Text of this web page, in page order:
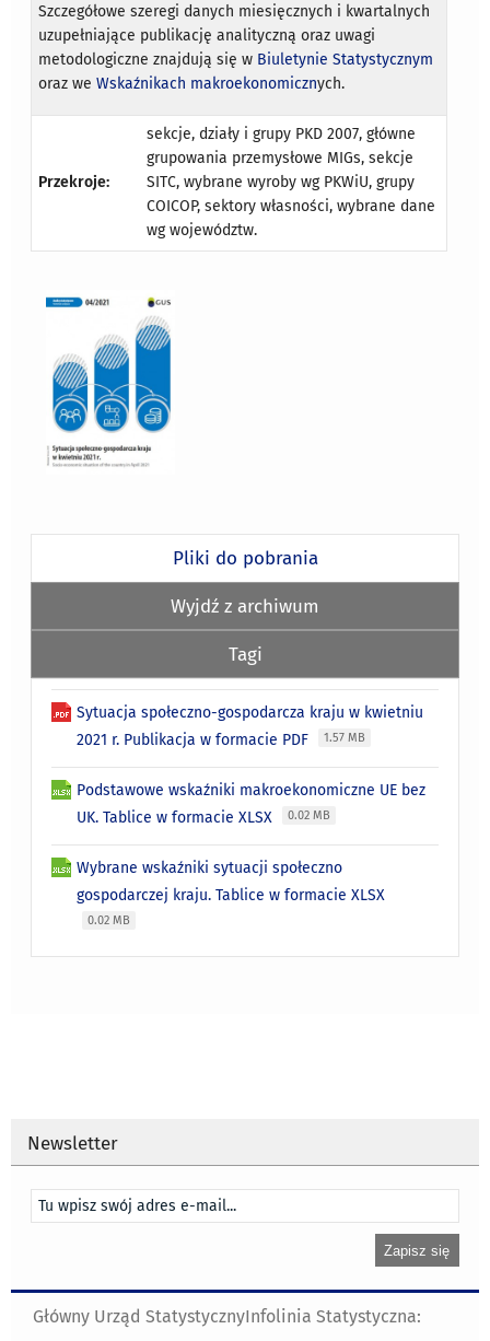
Szczegółowe szeregi danych miesięcznych i kwartalnych
uzupełniające publikację analityczną oraz uwagi
metodologiczne znajdują się w Biuletynie Statystycznym
oraz weWskaźnikach makroekonomicznych.
Przekroje:
sekcje, działy i grupy PKD 2007, główne
grupowania przemysłowe MIGs, sekcje
SITC, wybrane wyroby wg PKWiU, grupy
COICOP, sektory własności, wybrane dane
wg województw.
Pliki do pobrania
Wyjdź z archiwum
Tagi
Sytuacja społeczno-gospodarcza kraju w kwietniu
2021 r. Publikacja w formacie PDF
1.57 MB
Podstawowe wskaźniki makroekonomiczne UE bez
UK. Tablice w formacie XLSX
0.02 MB
Wybrane wskaźniki sytuacji społeczno
gospodarczej kraju. Tablice w formacie XLSX
0.02 MB
Newsletter
Główny Urząd StatystycznyInfolinia Statystyczna: